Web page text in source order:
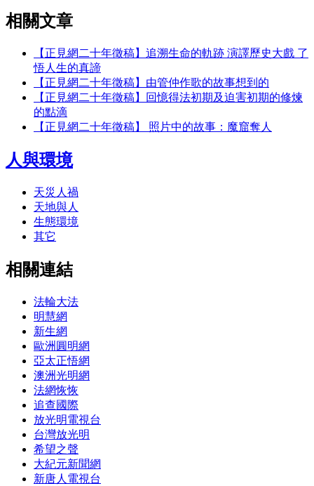
相關文章
【正見網二十年徵稿】追溯生命的軌跡 演譯歷史大戲 了
悟人生的真諦
【正見網二十年徵稿】由管仲作歌的故事想到的
【正見網二十年徵稿】回憶得法初期及迫害初期的修煉
的點滴
【正見網二十年徵稿】 照片中的故事：魔窟奪人
人與環境
天災人禍
天地與人
生態環境
其它
相關連結
法輪大法
明慧網
新生網
歐洲圓明網
亞太正悟網
澳洲光明網
法網恢恢
追查國際
放光明電視台
台灣放光明
希望之聲
大紀元新聞網
新唐人電視台